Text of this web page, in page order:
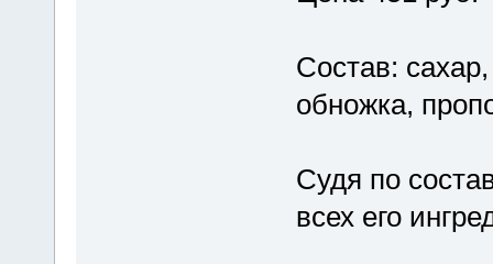
Состав:
обножка,
Судя по
всех его